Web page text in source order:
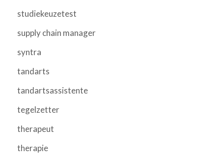
studiekeuzetest
supply chain manager
syntra
tandarts
tandartsassistente
tegelzetter
therapeut
therapie